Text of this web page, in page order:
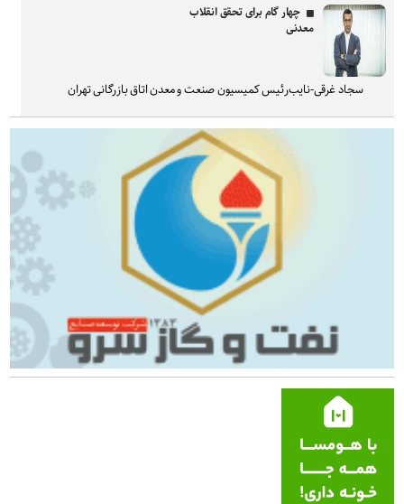
چهار گام برای تحقق انقلاب
معدنی
سجاد غرقی-نایب‌رئیس کمیسیون صنعت و معدن اتاق بازرگانی تهران